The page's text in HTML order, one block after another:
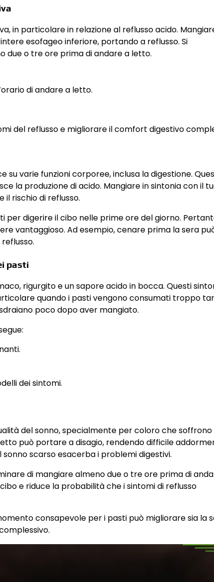
in particolare in relazione al reflusso acido.
esofageo inferiore, portando a reflusso. Si
due o tre ore prima di andare a letto.
di andare a letto.
del reflusso e migliorare il comfort digestivo
varie funzioni corporee, inclusa la digestione.
la produzione di acido. Mangiare in sintonia con il
il rischio di reflusso.
per digerire il cibo nelle prime ore del giorno.
vantaggioso. Ad esempio, cenare prima la sera
pasti
rigurgito e un sapore acido in bocca. Questi
quando i pasti vengono consumati troppo
poco dopo aver mangiato.
dei sintomi.
del sonno, specialmente per coloro che soffrono
può portare a disagio, rendendo difficile
scarso esacerba i problemi digestivi.
di mangiare almeno due o tre ore prima di
e riduce la probabilità che i sintomi di reflusso
consapevole per i pasti può migliorare sia la